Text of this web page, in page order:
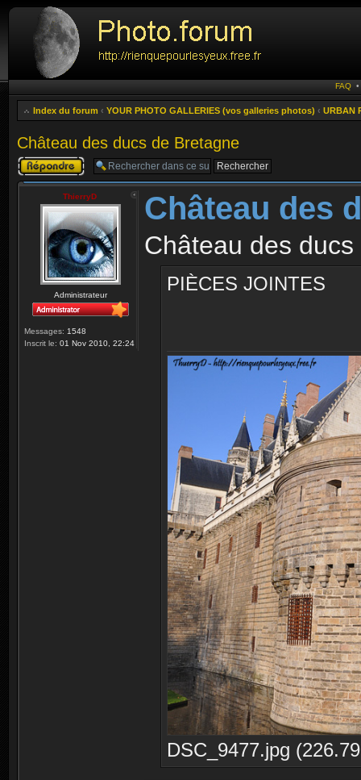
FAQ
Index du forum ‹ YOUR PHOTO GALLERIES (vos galleries photos) ‹ URBAN
Château des ducs de Bretagne
Publier une
réponse
ThierryD
Administrateur
Messages: 1548
Inscrit le: 01 Nov 2010, 22:24
Château des
Château des
PIÈCES JOINTES
DSC_9477.jpg